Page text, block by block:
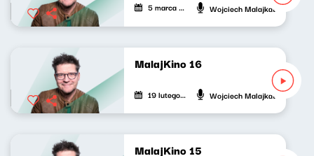
5 marca 2026 Wojciech Malajkat
MalajKino 16
19 lutego 2026 Wojciech Malajkat
MalajKino 15